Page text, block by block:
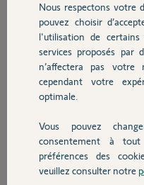
Chauffage
Autres produits
Devis avec un pro
Contact
Reste l'électronique de
Est-ce que quelqu'un a déjà eu
seule solution est le
Cordialement
Merci,
patrice S.
il y a presque 4 ans
Participer
Nous respectons votre
pouvez choisir
l'utilisation de
services proposés par
n’affectera pas
cependant votre
optimale.
Vous pouvez
consentement à
préférences des
veuillez consulter notre